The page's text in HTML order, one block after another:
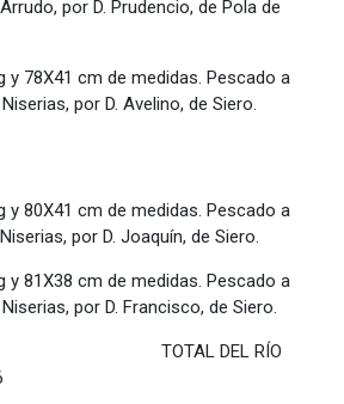
por D. Prudencio, de Pola de
y 78X41 cm de medidas. Pescado a
por D. Avelino, de Siero.
y 80X41 cm de medidas. Pescado a
por D. Joaquín, de Siero.
y 81X38 cm de medidas. Pescado a
por D. Francisco, de Siero.
DEL RÍO